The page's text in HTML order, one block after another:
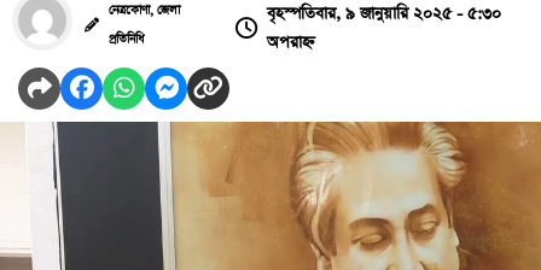
নেত্রকোণা, জেলা
প্রতিনিধি
বৃহস্পতিবার, ৯ জানুয়ারি ২০২৫ - ৫:৩০
অপরাহ্ন